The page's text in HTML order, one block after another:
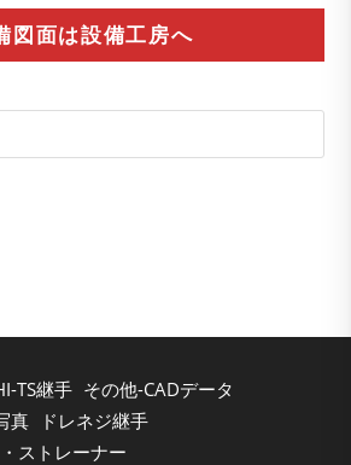
図面は設備工房へ
TS継手 その他-CADデータ
真
ドレネジ継手
ストレーナー